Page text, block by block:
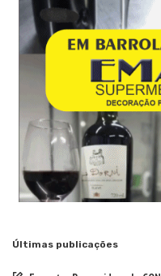
Últimas publicações